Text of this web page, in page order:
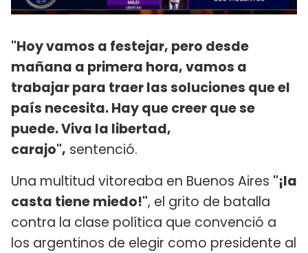
"Hoy vamos a festejar, pero desde
mañana a primera hora, vamos a
trabajar para traer las soluciones que el
país necesita. Hay que creer que se
puede. Viva la libertad,
carajo", sentenció.
Una multitud vitoreaba en Buenos Aires "¡la
casta tiene miedo!", el grito de batalla
contra la clase política que convenció a
los argentinos de elegir como presidente al